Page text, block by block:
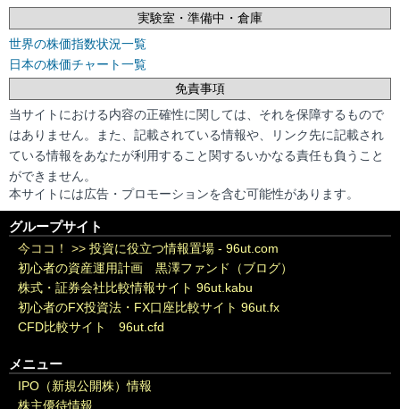
実験室・準備中・倉庫
世界の株価指数状況一覧
日本の株価チャート一覧
免責事項
当サイトにおける内容の正確性に関しては、それを保障するもので
はありません。また、記載されている情報や、リンク先に記載され
ている情報をあなたが利用すること関するいかなる責任も負うこと
ができません。
本サイトには広告・プロモーションを含む可能性があります。
グループサイト
今ココ！ >> 投資に役立つ情報置場 - 96ut.com
初心者の資産運用計画 黒澤ファンド（ブログ）
株式・証券会社比較情報サイト 96ut.kabu
初心者のFX投資法・FX口座比較サイト 96ut.fx
CFD比較サイト 96ut.cfd
メニュー
IPO（新規公開株）情報
株主優待情報